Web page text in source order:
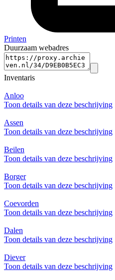
Printen
Duurzaam webadres
Inventaris
Anloo
Toon details van deze beschrijving
Assen
Toon details van deze beschrijving
Beilen
Toon details van deze beschrijving
Borger
Toon details van deze beschrijving
Coevorden
Toon details van deze beschrijving
Dalen
Toon details van deze beschrijving
Diever
Toon details van deze beschrijving